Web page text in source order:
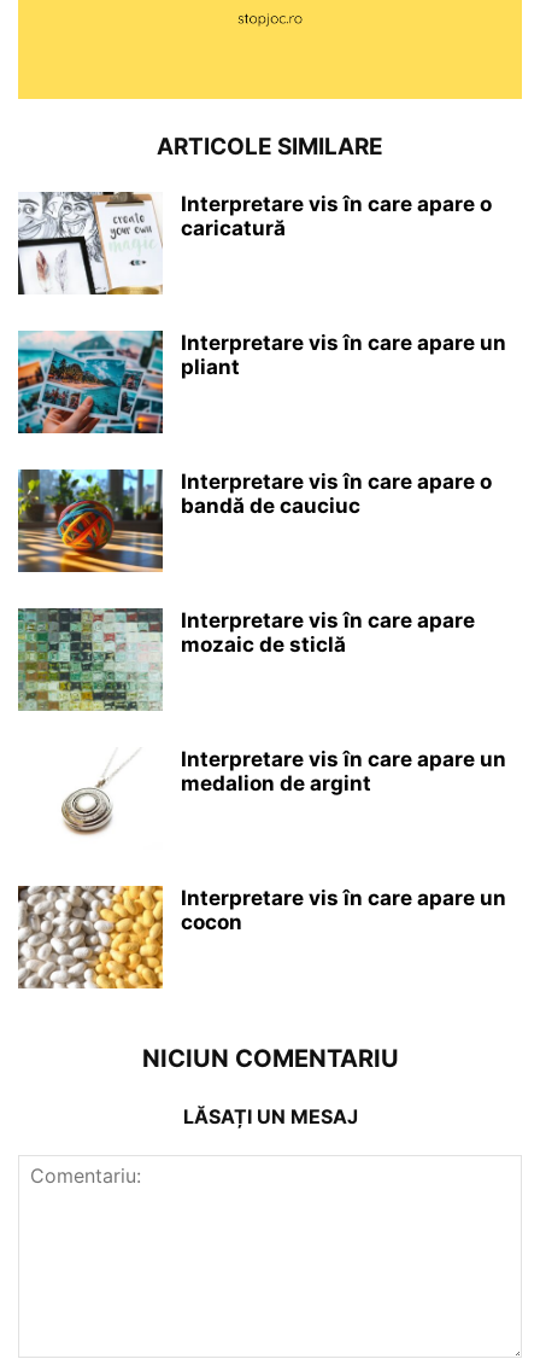
ARTICOLE SIMILARE
Interpretare vis în care apare o
caricatură
Interpretare vis în care apare un
pliant
Interpretare vis în care apare o
bandă de cauciuc
Interpretare vis în care apare
mozaic de sticlă
Interpretare vis în care apare un
medalion de argint
Interpretare vis în care apare un
cocon
NICIUN COMENTARIU
LĂSAȚI UN MESAJ